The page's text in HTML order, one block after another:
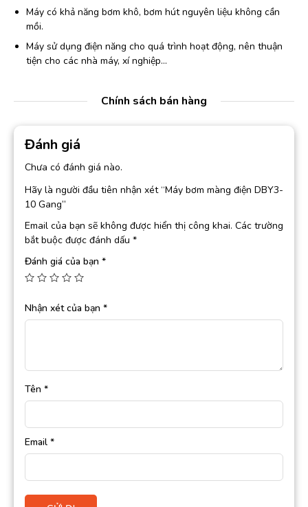
Máy có khả năng bơm khô, bơm hút nguyên liệu không cần
mồi.
Máy sử dụng điện năng cho quá trình hoạt động, nên thuận
tiện cho các nhà máy, xí nghiệp…
Chính sách bán hàng
Đánh giá
Chưa có đánh giá nào.
Hãy là người đầu tiên nhận xét “Máy bơm màng điện DBY3-
10 Gang”
Email của bạn sẽ không được hiển thị công khai. Các trường
bắt buộc được đánh dấu *
Đánh giá của bạn *
Nhận xét của bạn *
Tên *
Email *